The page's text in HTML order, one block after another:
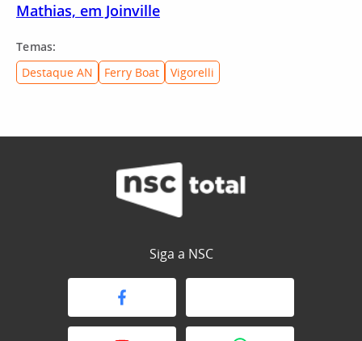
Mathias, em Joinville
Temas:
Destaque AN
Ferry Boat Vigorelli
Siga a NSC